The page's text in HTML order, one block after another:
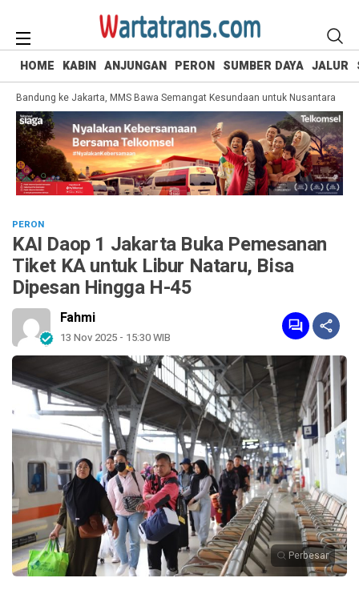
HOME KABIN ANJUNGAN PERON SUMBER DAYA JALUR
ke Jakarta, MMS Bawa Semangat Kesundaan untuk Nusantara
PERON
KAI Daop 1 Jakarta Buka Pemesanan
Tiket KA untuk Libur Nataru, Bisa
Dipesan Hingga H-45
Fahmi
13 Nov 2025 - 15:30 WIB
Perbesar